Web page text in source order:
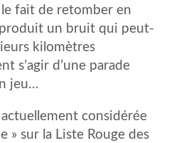
le fait de retomber en
produit un bruit qui peut-
kilomètres
s’agir d’une parade
jeu…
considérée
» sur la Liste Rouge des